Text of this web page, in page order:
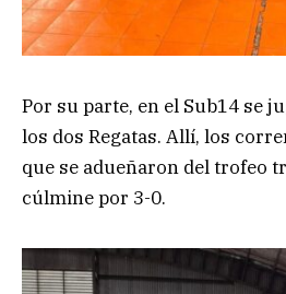
Por su parte, en el Sub14 se
los dos Regatas. Allí, los
que se adueñaron del trofeo
cúlmine por 3-0.